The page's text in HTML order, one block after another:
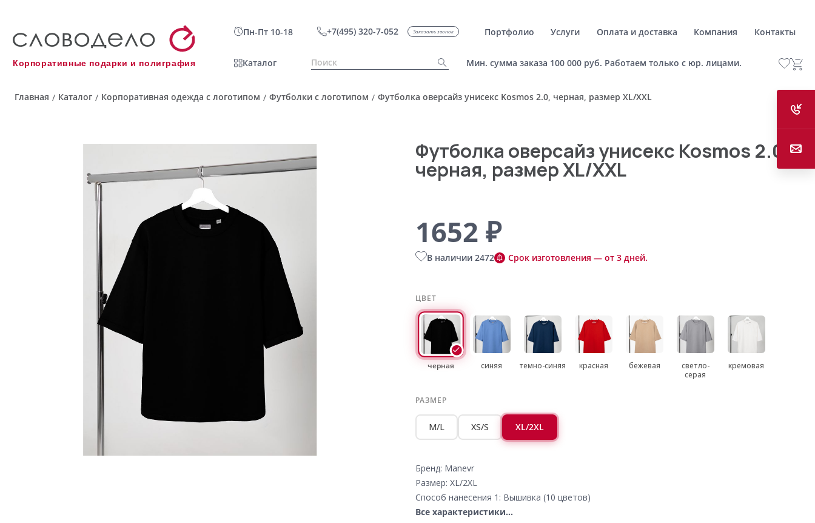
Корпоративные подарки и полиграфия
Пн-Пт 10-18 +7(495) 320-7-052 Заказать звонок Портфолио Услуги Оплата и доставка Компания Контакты
Каталог Мин. сумма заказа 100 000 руб. Работаем только с юр. лицами.
Главная / Каталог / Корпоративная одежда с логотипом / Футболки с логотипом / Футболка оверсайз унисекс Kosmos 2.0, черная, размер XL/XXL
Футболка оверсайз унисекс Kosmos 2.0,
черная, размер XL/XXL
1652 ₽
В наличии 2472 Срок изготовления — от 3 дней.
ЦВЕТ
черная синяя темно-синяя красная бежевая
светло-
серая
кремовая
РАЗМЕР
M/L XS/S XL/2XL
Бренд: Manevr
Размер: XL/2XL
Способ нанесения 1: Вышивка (10 цветов)
Все характеристики...